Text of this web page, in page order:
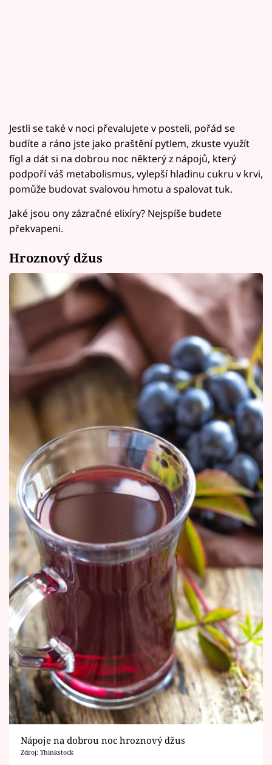
Jestli se také v noci převalujete v posteli, pořád se
budíte a ráno jste jako praštění pytlem, zkuste využít
fígl a dát si na dobrou noc některý z nápojů, který
podpoří váš metabolismus, vylepší hladinu cukru v krvi,
pomůže budovat svalovou hmotu a spalovat tuk.
Jaké jsou ony zázračné elixíry? Nejspíše budete
překvapeni.
Hroznový džus
Nápoje na dobrou noc hroznový džus
Zdroj: Thinkstock